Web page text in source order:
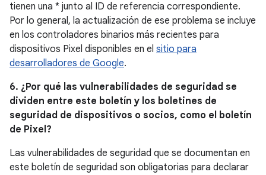
tienen una * junto al ID de referencia correspondiente.
Por lo general, la actualización de ese problema se incluye
en los controladores binarios más recientes para
dispositivos Pixel disponibles en el sitio para
desarrolladores de Google.
6. ¿Por qué las vulnerabilidades de seguridad se
dividen entre este boletín y los boletines de
seguridad de dispositivos o socios, como el boletín
de Pixel?
Las vulnerabilidades de seguridad que se documentan en
este boletín de seguridad son obligatorias para declarar